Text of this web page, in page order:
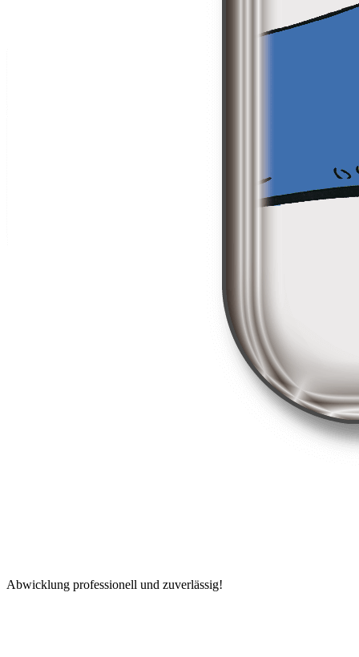
Abwicklung professionell und zuverlässig!